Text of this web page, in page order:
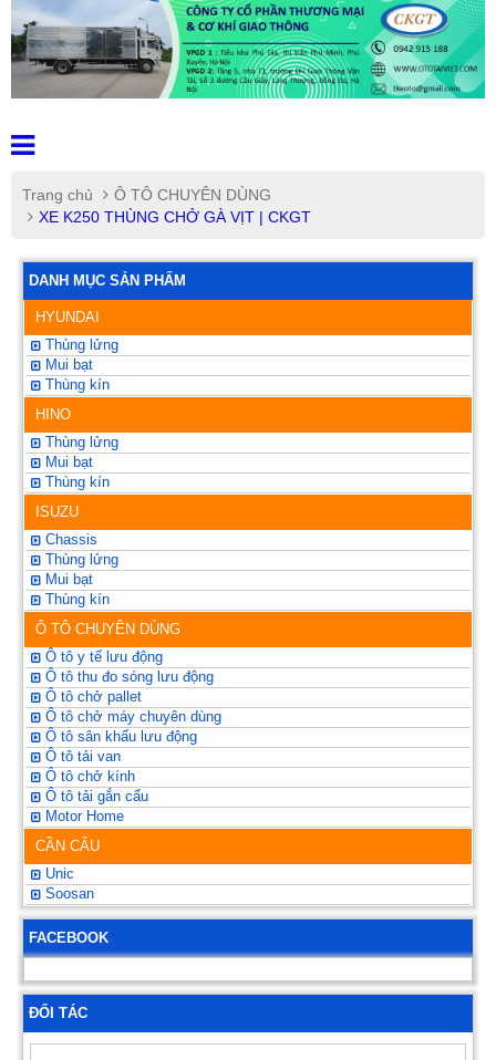
Trang chủ
Ô TÔ CHUYÊN DÙNG
XE K250 THÙNG CHỞ GÀ VỊT | CKGT
DANH MỤC SẢN PHẨM
HYUNDAI
Thùng lửng
Mui bạt
Thùng kín
HINO
Thùng lửng
Mui bạt
Thùng kín
ISUZU
Chassis
Thùng lửng
Mui bạt
Thùng kín
Ô TÔ CHUYÊN DÙNG
Ô tô y tế lưu động
Ô tô thu đo sóng lưu động
Ô tô chở pallet
Ô tô chở máy chuyên dùng
Ô tô sân khấu lưu động
Ô tô tải van
Ô tô chở kính
Ô tô tải gắn cẩu
Motor Home
CẦN CẨU
Unic
Soosan
FACEBOOK
ĐỐI TÁC